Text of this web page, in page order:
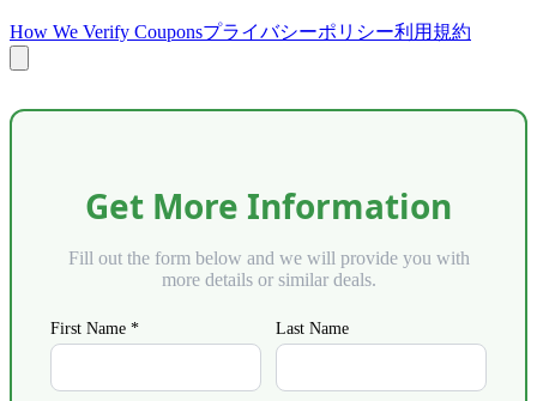
How We Verify Couponsプライバシーポリシー利用規約
Get More Information
Fill out the form below and we will provide you with
more details or similar deals.
First Name * Last Name